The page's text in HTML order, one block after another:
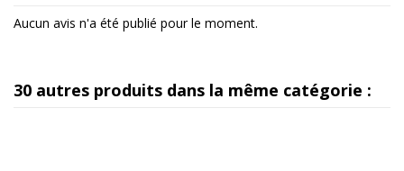
Aucun avis n'a été publié pour le moment.
30 autres produits dans la même catégorie :